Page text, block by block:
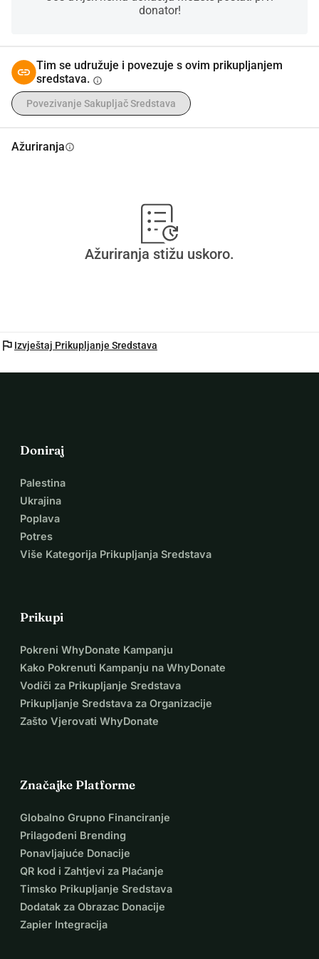
HVALA VAM NA VAŠOJ POMOĆI, i mogu pružiti dokaze o
donator!
Tim se udružuje i povezuje s ovim prikupljanjem
sredstava. info
Povezivanje Sakupljač Sredstava
Ažuriranjainfo
Ažuriranja stižu uskoro.
flag Izvještaj Prikupljanje Sredstava
Doniraj
Palestina
Ukrajina
Poplava
Potres
Više Kategorija Prikupljanja Sredstava
Prikupi
Pokreni WhyDonate Kampanju
Kako Pokrenuti Kampanju na WhyDonate
Vodiči za Prikupljanje Sredstava
Prikupljanje Sredstava za Organizacije
Zašto Vjerovati WhyDonate
Značajke Platforme
Globalno Grupno Financiranje
Prilagođeni Brending
Ponavljajuće Donacije
QR kod i Zahtjevi za Plaćanje
Timsko Prikupljanje Sredstava
Dodatak za Obrazac Donacije
Zapier Integracija